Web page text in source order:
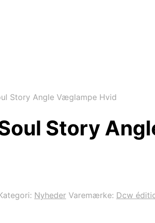
Story Angle Væglampe Hvid
Story
Nyheder Varemærke: Dcw